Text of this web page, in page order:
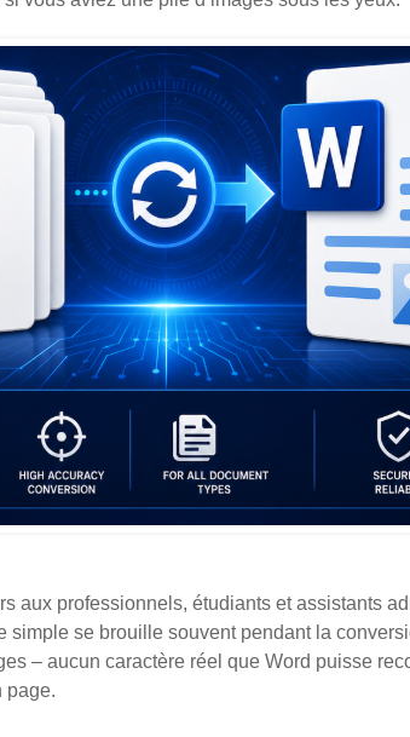
aux professionnels, étudiants et assistants
simple se brouille souvent pendant la
– aucun caractère réel que Word puisse
page.